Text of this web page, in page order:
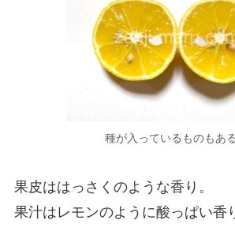
種が入っているものもある
果皮ははっさくのような香り。
果汁はレモンのように酸っぱい香